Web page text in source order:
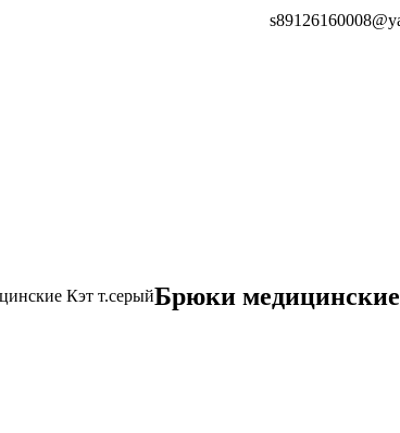
Кэт т.серыйБрюки